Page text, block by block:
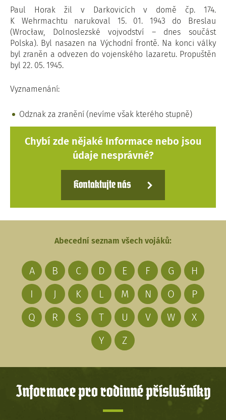
Paul Horak žil v Darkovicích v domě čp. 174.
K Wehrmachtu narukoval 15. 01. 1943 do Breslau
(Wrocław, Dolnoslezské vojvodství – dnes součást
Polska). Byl nasazen na Východní frontě. Na konci války
byl zraněn a odvezen do vojenského lazaretu. Propuštěn
byl 22. 05. 1945.
Vyznamenání:
Odznak za zranění (nevíme však kterého stupně)
Chybí zde nějaké Informace nebo jsou
údaje nesprávné?
Kontaktujte nás
Abecední seznam všech vojáků:
A B C D E F G
H
I
J K L M N O
P
Q
R S T U V W
X
Y
Z
Informace pro rodinné příslušníky